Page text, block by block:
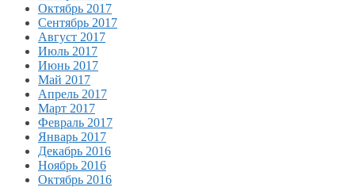
Октябрь 2017
Сентябрь 2017
Август 2017
Июль 2017
Июнь 2017
Май 2017
Апрель 2017
Март 2017
Февраль 2017
Январь 2017
Декабрь 2016
Ноябрь 2016
Октябрь 2016